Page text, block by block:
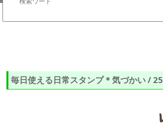
毎日使える日常スタンプ＊気づかい / 25